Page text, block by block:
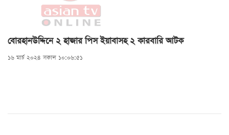
বোরহানউদ্দিনে ২ হাজার পিস ইয়াবাসহ ২ কারবারি আটক
১৬ মার্চ ২০২৪ সকাল ১০:০৬:৫১